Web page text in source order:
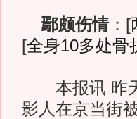
鄢颇伤情：[
[全身10多处骨
本报讯 昨天
影人在京当街